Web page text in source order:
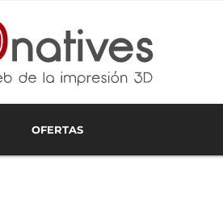
OFERTAS